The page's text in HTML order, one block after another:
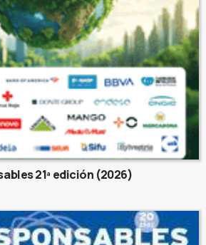
21ª edición (2026)